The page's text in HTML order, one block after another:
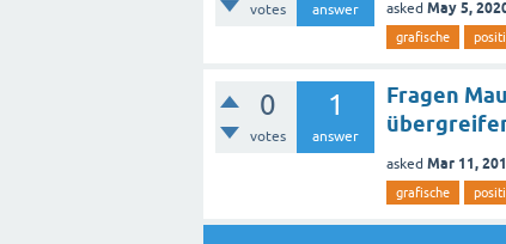
votes answer asked May 5,
grafische
0
votes
1
answer
Fragen
asked Mar 11,
grafische